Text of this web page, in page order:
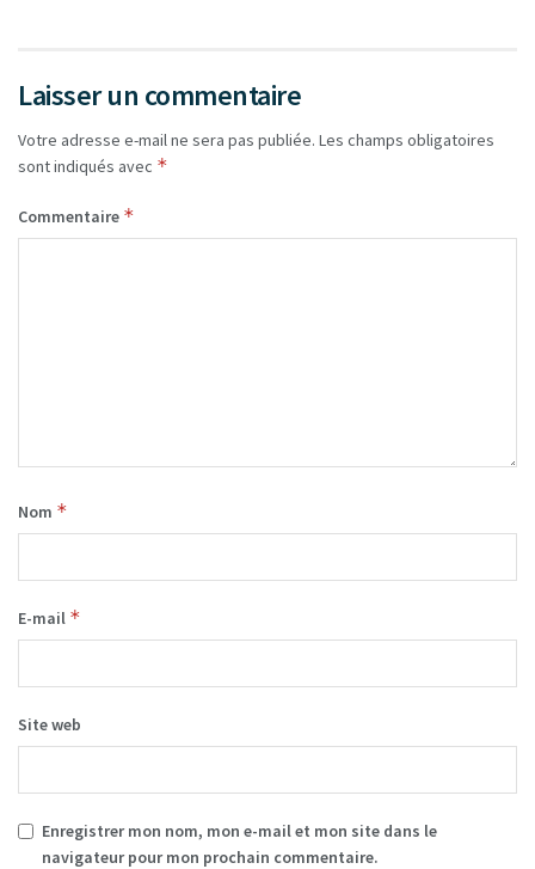
Laisser un commentaire
Votre adresse e-mail ne sera pas publiée. Les champs obligatoires
sont indiqués avec *
Commentaire *
Nom *
E-mail *
Site web
Enregistrer mon nom, mon e-mail et mon site dans le
navigateur pour mon prochain commentaire.